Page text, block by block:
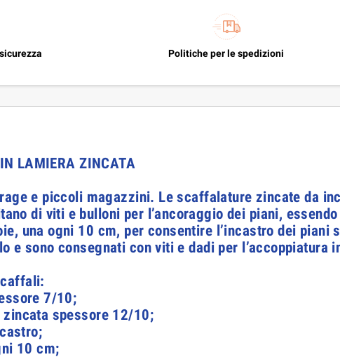
Politiche per le spedizioni
LAMIERA ZINCATA
e piccoli magazzini. Le scaffalature zincate da
di viti e bulloni per l’ancoraggio dei piani,
una ogni 10 cm, per consentire l’incastro dei piani
e sono consegnati con viti e dadi per l’accoppiatura
7/10;
spessore 12/10;
10 cm;